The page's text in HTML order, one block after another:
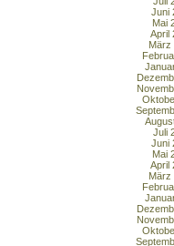
Juni
Mai
April
März
Juli
Juni
Mai
April
März